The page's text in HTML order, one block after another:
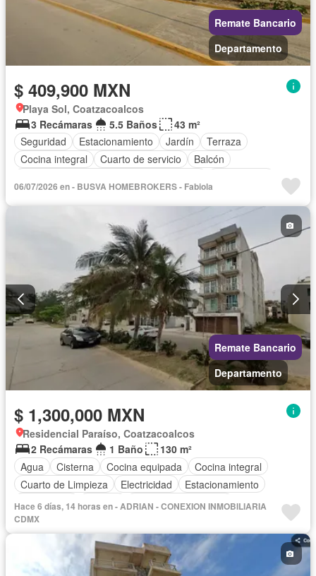
Remate Bancario
Departamento
$ 409,900 MXN
Playa Sol, Coatzacoalcos
3 Recámaras
5.5 Baños
43 m²
Seguridad
Estacionamiento Jardín
Terraza
Cocina integral
Cuarto de servicio
Balcón
Internet
Aire acondicionado
Circuito cerrado de televisión
Televisión por cable
Gas natural
Zonas verdes
Vista panorámica
Sin amueblar
06/07/2026 en - BUSVA HOMEBROKERS - Fabiola
Remate Bancario
Departamento
$ 1,300,000 MXN
Residencial Paraíso, Coatzacoalcos
2 Recámaras
1 Baño
130 m²
Agua
Cisterna Cocina equipada
Cocina integral
Cuarto de Limpieza
Electricidad
Estacionamiento
Gas natural
Internet
Recámara con closet
Sin amueblar
Hace 6 días, 14 horas en - ADRIAN - CONEXION INMOBILIARIA
CDMX